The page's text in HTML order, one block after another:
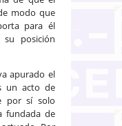
modo que
para él
posición
apurado el
un acto de
por sí solo
fundada de